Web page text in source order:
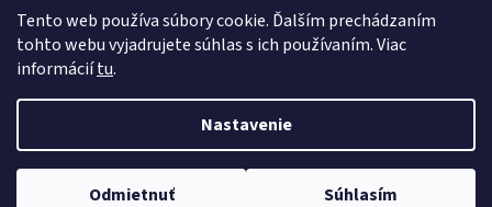
Tento web používa súbory cookie. Ďalším prechádzaním
tohto webu vyjadrujete súhlas s ich používaním. Viac
informáciítu.
Nastavenie
Odmietnuť Súhlasím
Vytvoril Shoptet
Copyright 2026Euro Office . Všetky práva vyhradené.